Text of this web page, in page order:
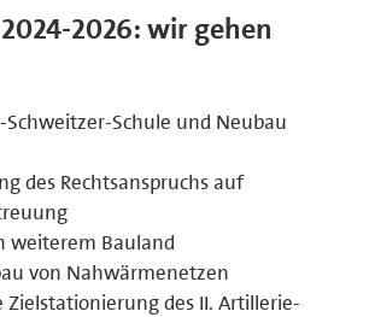
2026: wir gehen
Schweitzer-Schule und Neubau
des Rechtsanspruchs auf
weiterem Bauland
von Nahwärmenetzen
Zielstationierung des II. Artillerie-